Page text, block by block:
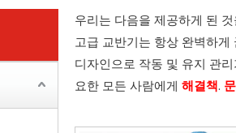
우리는 다음을 제공하게 된
고급 교반기는 항상 완벽하
디자인으로 작동 및 유지 관
요한 모든 사람에게 해결책.